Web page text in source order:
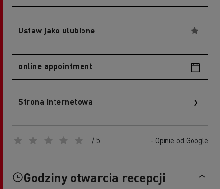
Ustaw jako ulubione
online appointment
Strona internetowa
/ 5 - Opinie od Google
Godziny otwarcia recepcji